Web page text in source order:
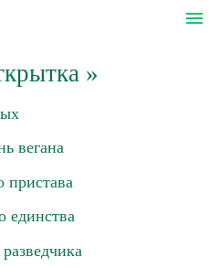
menu
»
вегана
пристава
единства